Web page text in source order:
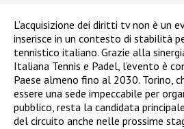
L’acquisizione dei diritti tv non è un
inserisce in un contesto di stabilità
tennistico italiano. Grazie alla
Italiana Tennis e Padel, l’evento è
Paese almeno fino al 2030. Torino,
essere una sede impeccabile per
pubblico, resta la candidata
del circuito anche nelle prossime